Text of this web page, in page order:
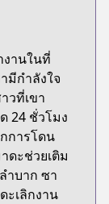
านในที่
มีกำลังใจ
วที่เขา
24 ชั่วโมง
การโดน
ดะช่วยเติม
ำบาก ซา
ะเลิกงาน